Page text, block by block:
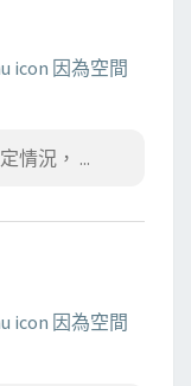
icon 因為空間
情況， ...
icon 因為空間